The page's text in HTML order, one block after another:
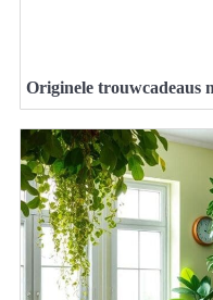
Originele trouwcadeaus